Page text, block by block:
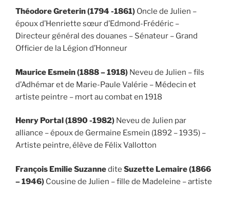
Théodore Greterin (1794 -1861) Oncle de Julien –
époux d’Henriette sœur d’Edmond-Frédéric –
Directeur général des douanes – Sénateur – Grand
Officier de la Légion d’Honneur
Maurice Esmein (1888 – 1918) Neveu de Julien – fils
d’Adhémar et de Marie-Paule Valérie – Médecin et
artiste peintre – mort au combat en 1918
Henry Portal (1890 -1982) Neveu de Julien par
alliance – époux de Germaine Esmein (1892 – 1935) –
Artiste peintre, élève de Félix Vallotton
François Emilie Suzannedite Suzette Lemaire (1866
– 1946) Cousine de Julien – fille de Madeleine – artiste